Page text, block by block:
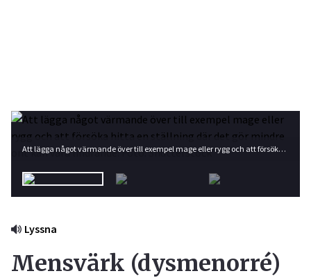
Att lägga något värmande över till exempel mage eller rygg och att försöka hitta en ställning där det gör mindre ont kan vara lindrande. Foto: Shutterstock
Lyssna
Mensvärk (dysmenorré)